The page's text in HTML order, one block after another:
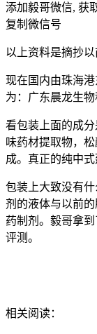
添加毅哥微信, 获
复制微信号
以上资料是摘抄以
现在国内由珠海
为：广东晨龙生
看包装上面的成
味药材提取物，
成。真正的纯中
包装上大致没有
剂的液体与以前
药制剂。毅哥拿
评测。
相关阅读：